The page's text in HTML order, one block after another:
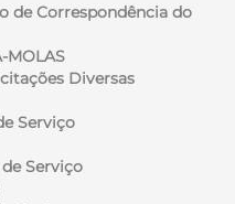
de Correspondência do
MOLAS
Diversas
Serviço
Serviço